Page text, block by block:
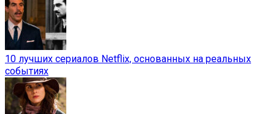
10 лучших сериалов Netflix, основанных на реальных
событиях